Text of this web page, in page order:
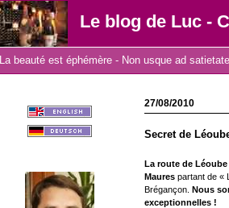
Le blog de Luc -
La beauté est éphémère - Non usque ad
27/08/2010
Secret de
La route de
Maures partant de «
Brégançon. Nous
exceptionnelles !